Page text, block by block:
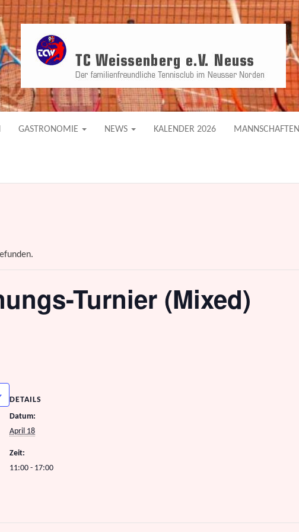
E.V. NEUSS
in Neusser Norden
GASTRONOMIE NEWS KALENDER 2026 MANNSCHAFTEN
Turnier (Mixed)
DETAILS
Datum:
April 18
Zeit:
11:00 - 17:00